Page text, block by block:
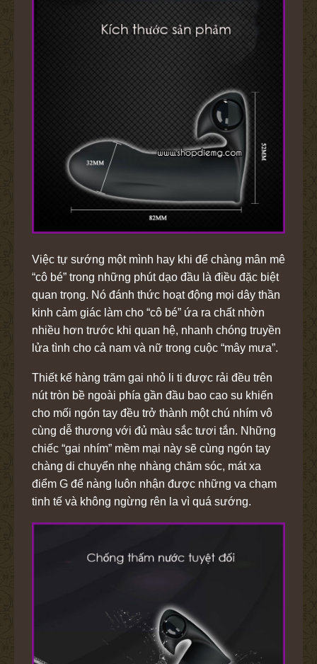
Việc tự sướng một mình hay khi để chàng mân mê
“cô bé” trong những phút dạo đầu là điều đặc biệt
quan trọng. Nó đánh thức hoạt động mọi dây thần
kinh cảm giác làm cho “cô bé” ứa ra chất nhờn
nhiều hơn trước khi quan hệ, nhanh chóng truyền
lửa tình cho cả nam và nữ trong cuộc “mây mưa”.
Thiết kế hàng trăm gai nhỏ li ti được rải đều trên
nút tròn bề ngoài phía gần đầu bao cao su khiến
cho mối ngón tay đều trở thành một chú nhím vô
cùng dễ thương với đủ màu sắc tươi tắn. Những
chiếc “gai nhím” mềm mại này sẽ cùng ngón tay
chàng di chuyển nhẹ nhàng chăm sóc, mát xa
điểm G để nàng luôn nhận được những va chạm
tinh tế và không ngừng rên la vì quá sướng.